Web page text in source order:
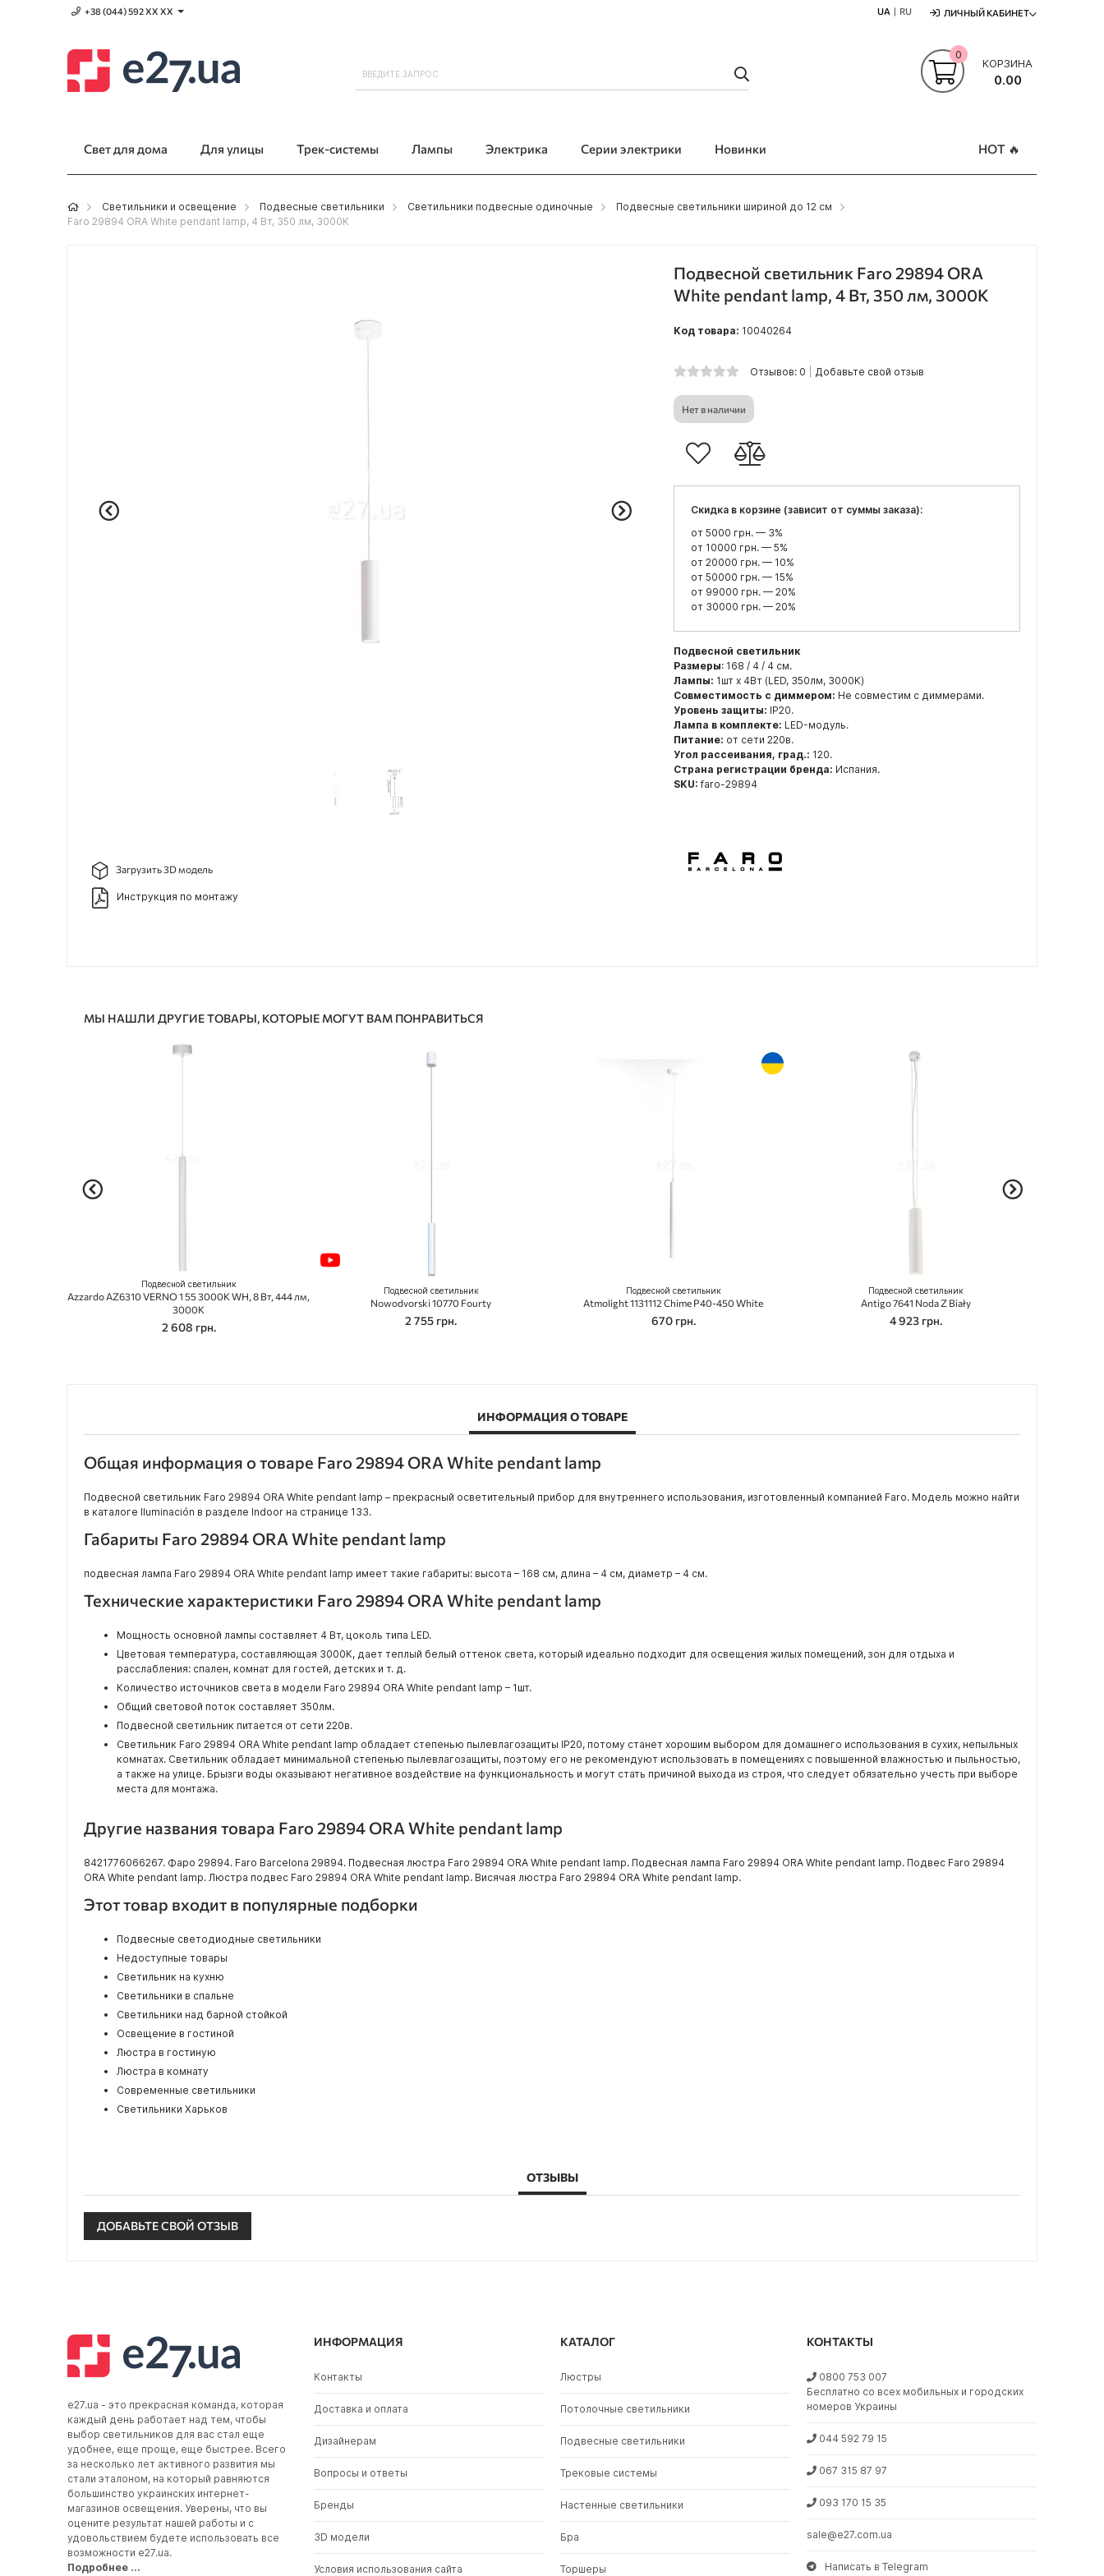
+38 (044) 592 XХ ХХ UA RU ЛИЧНЫЙ КАБИНЕТ
КОРЗИНА
0.00
0
Свет для дома Для улицы Трек-системы Лампы Электрика Серии электрики Новинки HOT 🔥
Светильники и освещение Подвесные светильники Светильники подвесные одиночные
Подвесные светильники шириной до 12 см
Faro 29894 ORA White pendant lamp, 4 Вт, 350 лм, 3000K
Загрузить 3D модель
Инструкция по монтажу
Подвесной светильник Faro 29894 ORA
White pendant lamp, 4 Вт, 350 лм, 3000K
Код товара: 10040264
Отзывов: 0 Добавьте свой отзыв
Нет в наличии
Скидка в корзине (зависит от суммы заказа):
от 5000 грн. — 3%
от 10000 грн. — 5%
от 20000 грн. — 10%
от 50000 грн. — 15%
от 99000 грн. — 20%
от 30000 грн. — 20%
Подвесной светильник
Размеры: 168 / 4 / 4 см.
Лампы: 1шт x 4Вт (LED, 350лм, 3000K)
Совместимость с диммером: Не совместим с диммерами.
Уровень защиты: IP20.
Лампа в комплекте: LED-модуль.
Питание: от сети 220в.
Угол рассеивания, град.: 120.
Страна регистрации бренда: Испания.
SKU:faro-29894
МЫ НАШЛИ ДРУГИЕ ТОВАРЫ, КОТОРЫЕ МОГУТ ВАМ ПОНРАВИТЬСЯ
Подвесной светильник
Azzardo AZ6310 VERNO 1 55 3000K WH, 8 Вт, 444 лм,
3000К
2 608 грн.
Подвесной светильник
Nowodvorski 10770 Fourty
2 755 грн.
Подвесной светильник
Atmolight 1131112 Chime P40-450 White
670 грн.
Подвесной светильник
Antigo 7641 Noda Z Biały
4 923 грн.
ИНФОРМАЦИЯ О ТОВАРЕ
Общая информация о товаре Faro 29894 ORA White pendant lamp
Подвесной светильник Faro 29894 ORA White pendant lamp – прекрасный осветительный прибор для внутреннего использования, изготовленный компанией Faro. Модель можно найти
в каталоге Iluminación в разделе Indoor на странице 133.
Габариты Faro 29894 ORA White pendant lamp
подвесная лампа Faro 29894 ORA White pendant lamp имеет такие габариты: высота – 168 см, длина – 4 см, диаметр – 4 см.
Технические характеристики Faro 29894 ORA White pendant lamp
Мощность основной лампы составляет 4 Вт, цоколь типа LED.
Цветовая температура, составляющая 3000K, дает теплый белый оттенок света, который идеально подходит для освещения жилых помещений, зон для отдыха и
расслабления: спален, комнат для гостей, детских и т. д.
Количество источников света в модели Faro 29894 ORA White pendant lamp – 1шт.
Общий световой поток составляет 350лм.
Подвесной светильник питается от сети 220в.
Светильник Faro 29894 ORA White pendant lamp обладает степенью пылевлагозащиты IP20, потому станет хорошим выбором для домашнего использования в сухих, непыльных
комнатах. Светильник обладает минимальной степенью пылевлагозащиты, поэтому его не рекомендуют использовать в помещениях с повышенной влажностью и пыльностью,
а также на улице. Брызги воды оказывают негативное воздействие на функциональность и могут стать причиной выхода из строя, что следует обязательно учесть при выборе
места для монтажа.
Другие названия товара Faro 29894 ORA White pendant lamp
8421776066267. Фаро 29894. Faro Barcelona 29894. Подвесная люстра Faro 29894 ORA White pendant lamp. Подвесная лампа Faro 29894 ORA White pendant lamp. Подвес Faro 29894
ORA White pendant lamp. Люстра подвес Faro 29894 ORA White pendant lamp. Висячая люстра Faro 29894 ORA White pendant lamp.
Этот товар входит в популярные подборки
Подвесные светодиодные светильники
Недоступные товары
Светильник на кухню
Светильники в спальне
Светильники над барной стойкой
Освещение в гостиной
Люстра в гостиную
Люстра в комнату
Современные светильники
Светильники Харьков
ОТЗЫВЫ
ДОБАВЬТЕ СВОЙ ОТЗЫВ
e27.ua - это прекрасная команда, которая
каждый день работает над тем, чтобы
выбор светильников для вас стал еще
удобнее, еще проще, еще быстрее. Всего
за несколько лет активного развития мы
стали эталоном, на который равняются
большинство украинских интернет-
магазинов освещения. Уверены, что вы
оцените результат нашей работы и с
удовольствием будете использовать все
возможности e27.ua.
Подробнее ...
ИНФОРМАЦИЯ
Контакты
Доставка и оплата
Дизайнерам
Вопросы и ответы
Бренды
3D модели
Условия использования сайта
КАТАЛОГ
Люстры
Потолочные светильники
Подвесные светильники
Трековые системы
Настенные светильники
Бра
Торшеры
КОНТАКТЫ
0800 753 007
Бесплатно со всех мобильных и городских
номеров Украины
044 592 79 15
067 315 87 97
093 170 15 35
sale@e27.com.ua
Написать в Telegram